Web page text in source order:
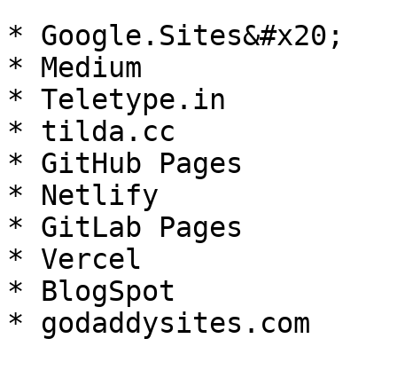
* Google.Sites&#x20;
* Medium
* Teletype.in
* tilda.cc
* GitHub Pages
* Netlify
* GitLab Pages
* Vercel
* BlogSpot
* godaddysites.com